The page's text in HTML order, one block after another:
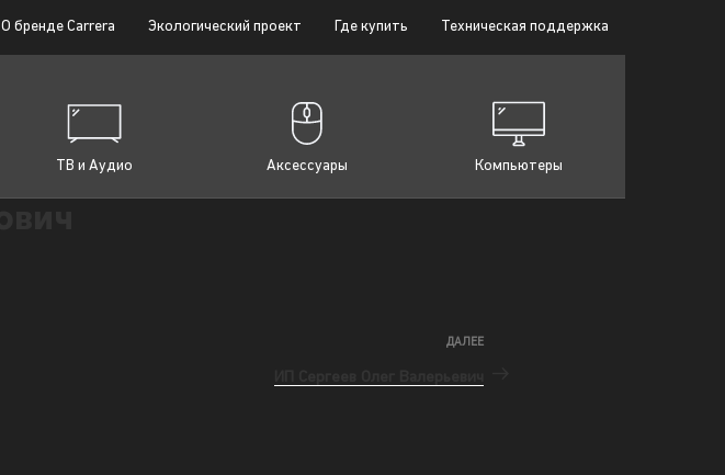
О бренде Carrera Экологический проект Где купить Техническая поддержка
ТВ и Аудио Аксессуары Компьютеры
ДАЛЕЕ